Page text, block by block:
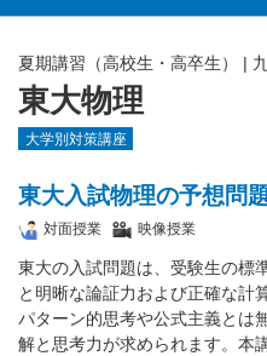
東大物理
夏期講習（高校生・高卒生） |
大学別対策講座
東大入試物理の予想問
対面授業 映像授業
東大の入試問題は、受験生の標
と明晰な論証力および正確な計
パターン的思考や公式主義とは
解と思考力が求められます。本